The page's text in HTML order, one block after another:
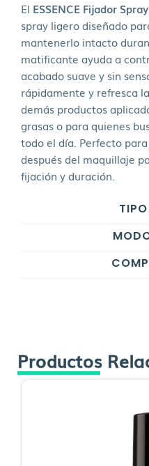
El ESSENCE Fijador
spray ligero diseñado
mantenerlo intacto
matificante ayuda a
acabado suave y sin
rápidamente y refresca
demás productos
grasas o para quienes
todo el día. Perfecto
después del maquillaje
fijación y duración.
Productos